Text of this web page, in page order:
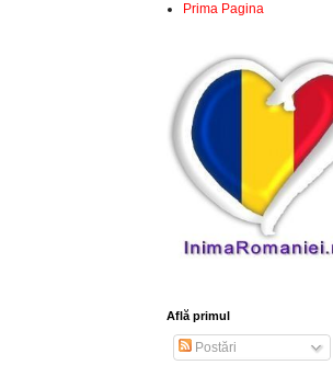
Prima Pagina
Află primul
Postări